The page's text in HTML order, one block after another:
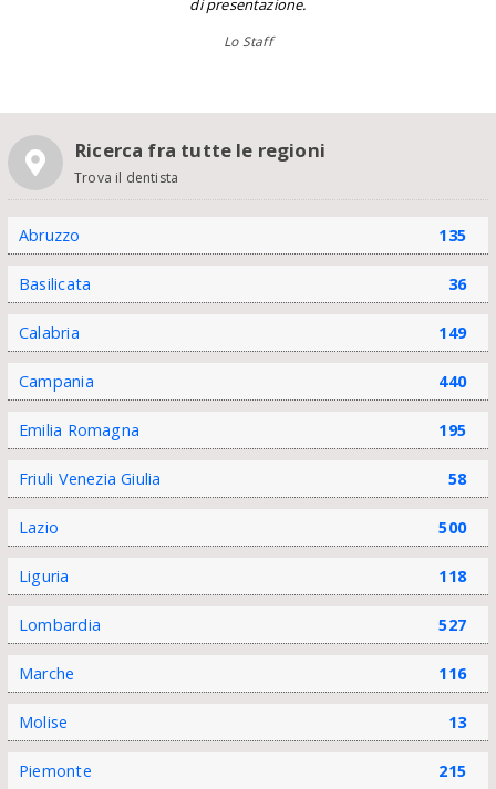
di presentazione.
Lo Staff
Ricerca fra tutte le regioni
Trova il dentista
Abruzzo 135
Basilicata 36
Calabria 149
Campania 440
Emilia Romagna 195
Friuli Venezia Giulia 58
Lazio 500
Liguria 118
Lombardia 527
Marche 116
Molise 13
Piemonte 215